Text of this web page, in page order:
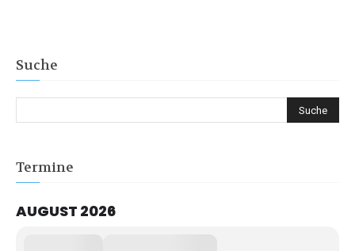
Suche
Termine
AUGUST 2026